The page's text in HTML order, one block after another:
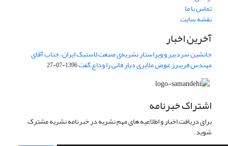
تماس با ما
نقشه سایت
آخرین اخبار
جانشین سردبیر و ویراستار نشریه‌ی صنعت لاستیک ایران، جناب آقای
مهندس فریبرز عوض ملایری دیار فانی را وداع گفت1396-07-27
اشتراک خبرنامه
برای دریافت اخبار و اطلاعیه های مهم نشریه در خبرنامه نشریه مشترک
شوید.